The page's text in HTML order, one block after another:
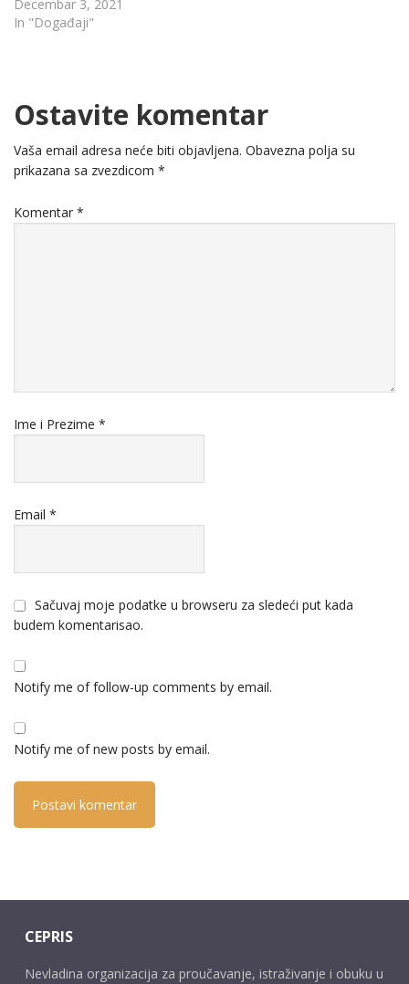
Decembar 3, 2021
In "Događaji"
Ostavite komentar
Vaša email adresa neće biti objavljena. Obavezna polja su
prikazana sa zvezdicom *
Komentar *
Ime i Prezime *
Email *
Sačuvaj moje podatke u browseru za sledeći put kada
budem komentarisao.
Notify me of follow-up comments by email.
Notify me of new posts by email.
CEPRIS
Nevladina organizacija za proučavanje, istraživanje i obuku u